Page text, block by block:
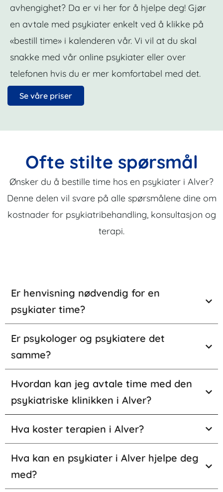
avhengighet? Da er vi her for å hjelpe deg! Gjør
en avtale med psykiater enkelt ved å klikke på
«bestill time» i kalenderen vår. Vi vil at du skal
snakke med vår online psykiater eller over
telefonen hvis du er mer komfortabel med det.
Se våre priser
Ofte stilte spørsmål
Ønsker du å bestille time hos en psykiater i Alver?
Denne delen vil svare på alle spørsmålene dine om
kostnader for psykiatribehandling, konsultasjon og
terapi.
Er henvisning nødvendig for en
psykiater time?
Er psykologer og psykiatere det
samme?
Hvordan kan jeg avtale time med den
psykiatriske klinikken i Alver?
Hva koster terapien i Alver?
Hva kan en psykiater i Alver hjelpe deg
med?